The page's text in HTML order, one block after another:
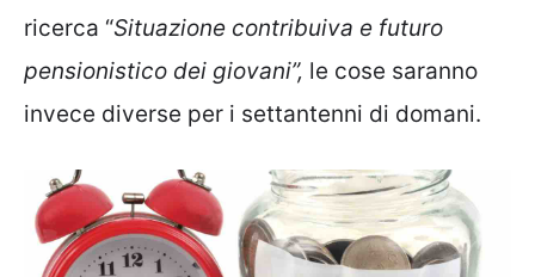
ricerca “Situazione contribuiva e futuro
pensionistico dei giovani”, le cose saranno
invece diverse per i settantenni di domani.